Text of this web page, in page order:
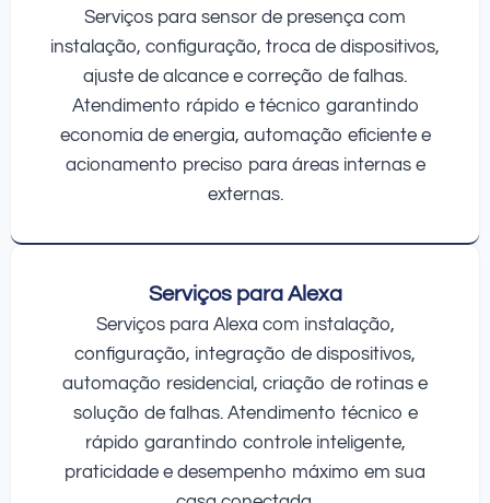
Serviços para sensor de presença com
instalação, configuração, troca de dispositivos,
ajuste de alcance e correção de falhas.
Atendimento rápido e técnico garantindo
economia de energia, automação eficiente e
acionamento preciso para áreas internas e
externas.
Serviços para Alexa
Serviços para Alexa com instalação,
configuração, integração de dispositivos,
automação residencial, criação de rotinas e
solução de falhas. Atendimento técnico e
rápido garantindo controle inteligente,
praticidade e desempenho máximo em sua